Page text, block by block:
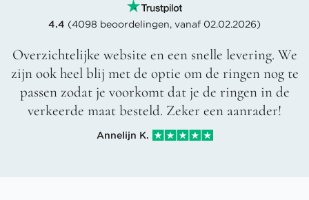
4.4 (4098 beoordelingen, vanaf 02.02.2026)
Overzichtelijke website en een snelle levering. We
zijn ook heel blij met de optie om de ringen nog te
passen zodat je voorkomt dat je de ringen in de
verkeerde maat besteld. Zeker een aanrader!
Annelijn K.